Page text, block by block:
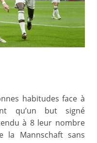
habitudes face à
qu’un but signé
à 8 leur nombre
la Mannschaft sans